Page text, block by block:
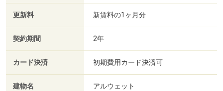
更新料 新賃料の1ヶ月分
契約期間 2年
カード決済 初期費用カード決済可
建物名 アルウェット